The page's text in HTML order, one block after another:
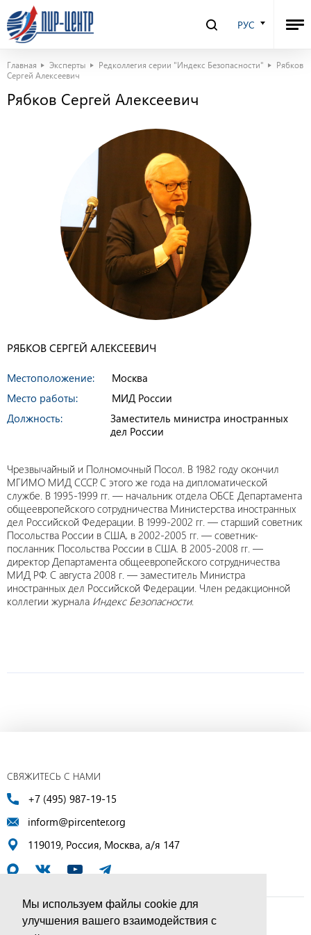
Мы используем файлы cookie для
улучшения вашего взаимодействия с
РУС
Главная Эксперты Редколлегия серии "Индекс Безопасности"
Рябков
Сергей Алексеевич
Рябков Сергей Алексеевич
РЯБКОВ СЕРГЕЙ АЛЕКСЕЕВИЧ
Местоположение:
Москва
Место работы:
МИД России
Должность:
Заместитель министра иностранных
дел России
Чрезвычайный и Полномочный Посол. В 1982 году окончил
МГИМО МИД СССР. С этого же года на дипломатической
службе. В 1995-1999 гг. — начальник отдела ОБСЕ Департамента
общеевропейского сотрудничества Министерства иностранных
дел Российской Федерации. В 1999-2002 гг. — старший советник
Посольства России в США, в 2002-2005 гг. — советник-
посланник Посольства России в США. В 2005-2008 гг. —
директор Департамента общеевропейского сотрудничества
МИД РФ. С августа 2008 г. — заместитель Министра
иностранных дел Российской Федерации. Член редакционной
коллегии журнала Индекс Безопасности.
СВЯЖИТЕСЬ С НАМИ
+7 (495) 987-19-15
inform@pircenter.org
119019, Россия, Москва, а/я 147
© ПИР-Центр, 1994–2025 | Все права защищены